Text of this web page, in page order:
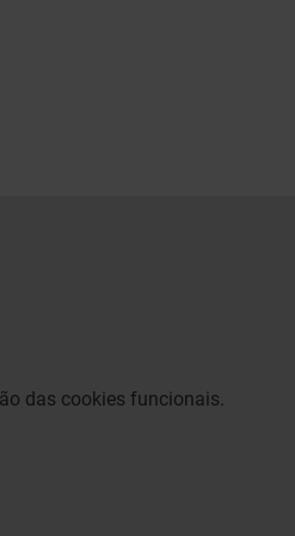
das cookies funcionais.